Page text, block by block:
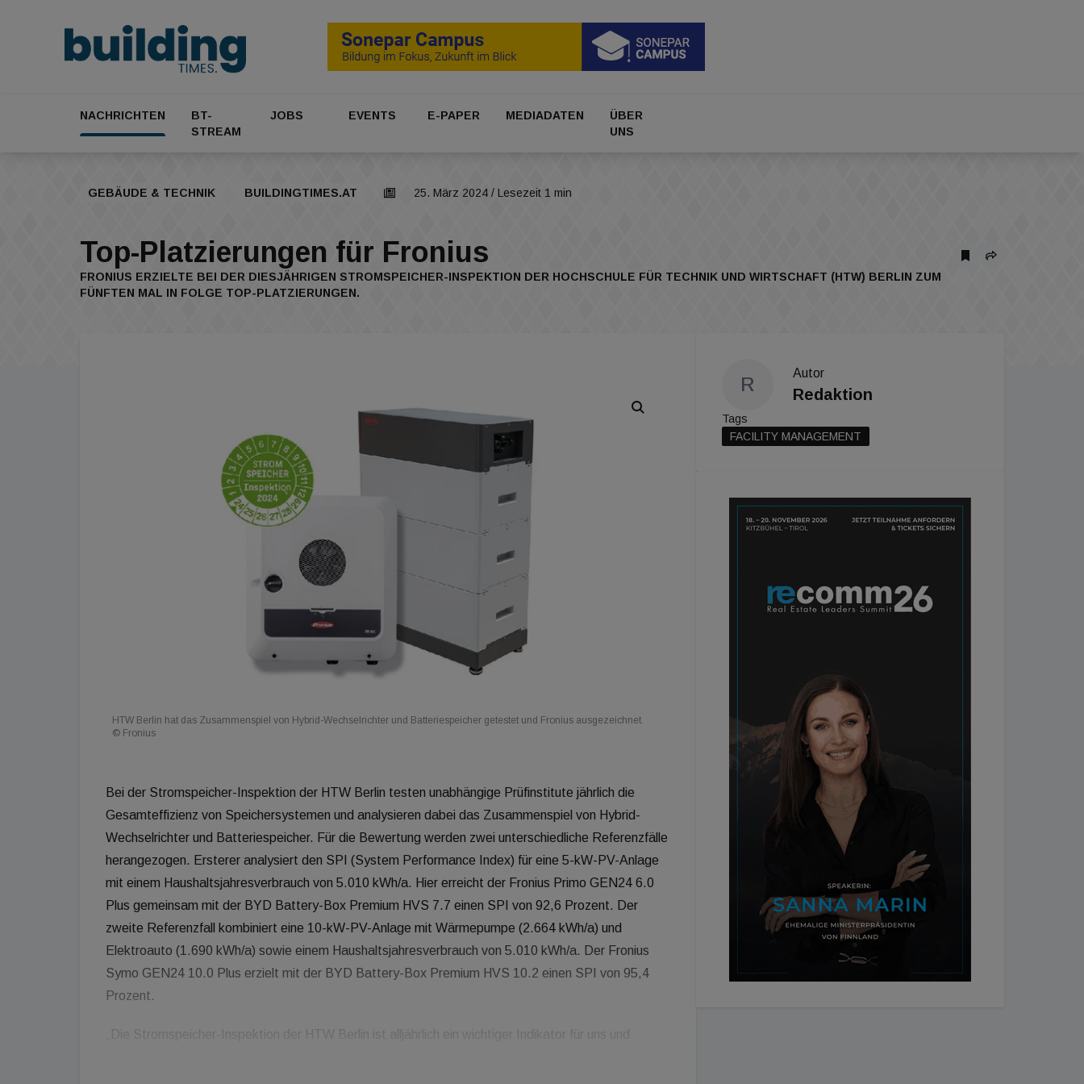
NACHRICHTEN
BT-
STREAM
JOBS EVENTS E-PAPER MEDIADATEN
ÜBER
UNS
GEBÄUDE & TECHNIK BUILDINGTIMES.AT 25. März 2024 / Lesezeit 1 min
Top-Platzierungen für Fronius
FRONIUS ERZIELTE BEI DER DIESJÄHRIGEN STROMSPEICHER-INSPEKTION DER HOCHSCHULE FÜR TECHNIK UND WIRTSCHAFT (HTW) BERLIN ZUM
FÜNFTEN MAL IN FOLGE TOP-PLATZIERUNGEN.
HTW Berlin hat das Zusammenspiel von Hybrid-Wechselrichter und Batteriespeicher getestet und Fronius ausgezeichnet.
© Fronius
Bei der Stromspeicher-Inspektion der HTW Berlin testen unabhängige Prüfinstitute jährlich die
Gesamteffizienz von Speichersystemen und analysieren dabei das Zusammenspiel von Hybrid-
Wechselrichter und Batteriespeicher. Für die Bewertung werden zwei unterschiedliche Referenzfälle
herangezogen. Ersterer analysiert den SPI (System Performance Index) für eine 5-kW-PV-Anlage
mit einem Haushaltsjahresverbrauch von 5.010 kWh/a. Hier erreicht der Fronius Primo GEN24 6.0
Plus gemeinsam mit der BYD Battery-Box Premium HVS 7.7 einen SPI von 92,6 Prozent. Der
zweite Referenzfall kombiniert eine 10-kW-PV-Anlage mit Wärmepumpe (2.664 kWh/a) und
Elektroauto (1.690 kWh/a) sowie einem Haushaltsjahresverbrauch von 5.010 kWh/a. Der Fronius
Symo GEN24 10.0 Plus erzielt mit der BYD Battery-Box Premium HVS 10.2 einen SPI von 95,4
Prozent.
„Die Stromspeicher-Inspektion der HTW Berlin ist alljährlich ein wichtiger Indikator für uns und
R
Autor
Redaktion
Tags
FACILITY MANAGEMENT